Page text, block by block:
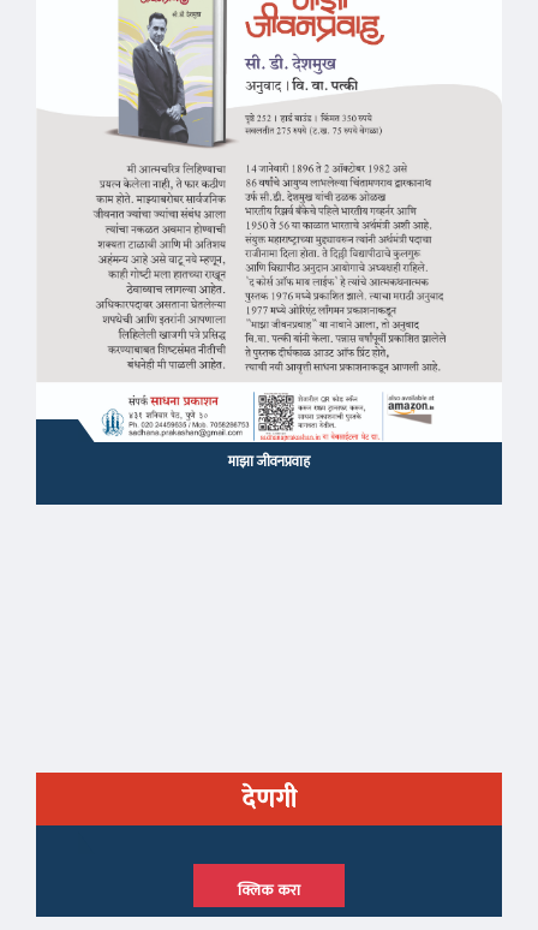
माझा जीवनप्रवाह
देणगी
क्लिक करा